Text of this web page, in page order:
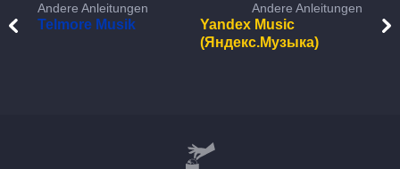
Andere Anleitungen
Telmore Musik
Andere Anleitungen
Yandex Music
(Яндекс.Музыка)